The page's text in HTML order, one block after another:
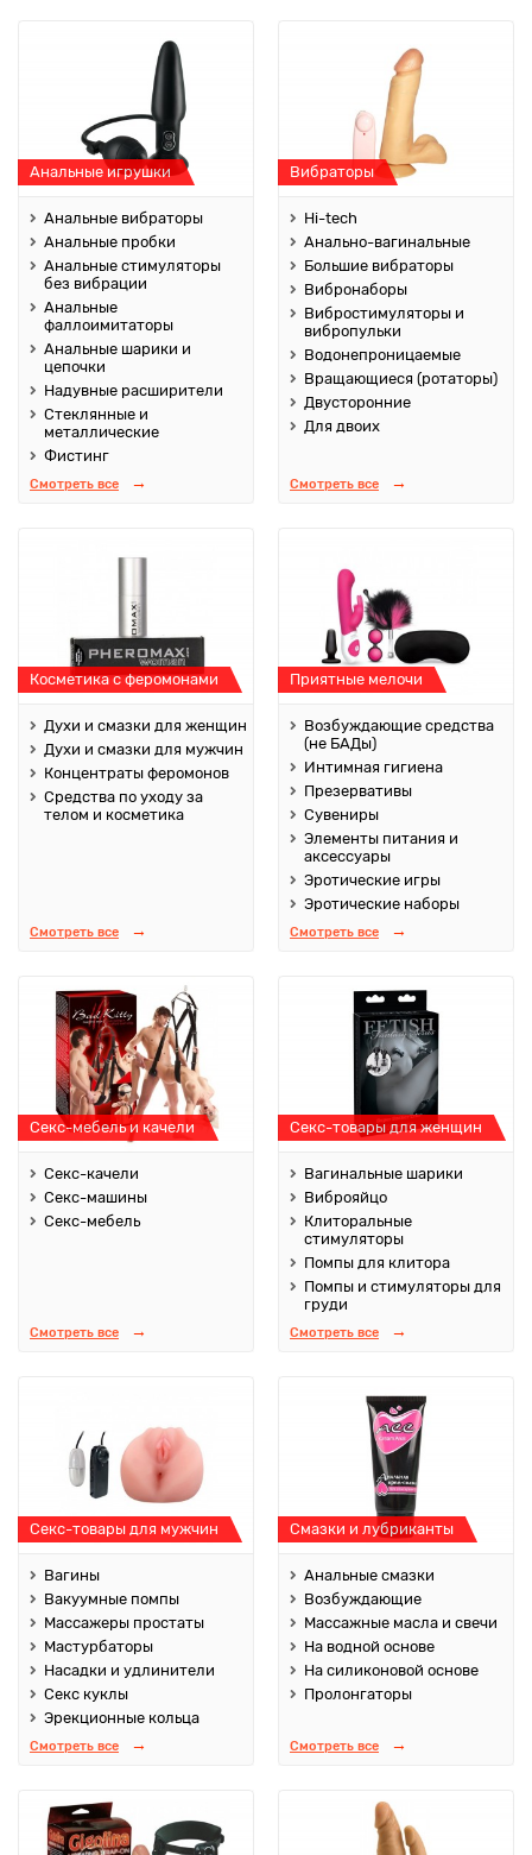
Анальные игрушки
Анальные вибраторы
Анальные пробки
Анальные стимуляторы
без вибрации
Анальные
фаллоимитаторы
Анальные шарики и
цепочки
Надувные расширители
Стеклянные и
металлические
Фистинг
Смотреть все
Вибраторы
Hi-tech
Анально-вагинальные
Большие вибраторы
Вибронаборы
Вибростимуляторы и
вибропульки
Водонепроницаемые
Вращающиеся (ротаторы)
Двусторонние
Для двоих
Смотреть все
Косметика с феромонами
Духи и смазки для женщин
Духи и смазки для мужчин
Концентраты феромонов
Средства по уходу за
телом и косметика
Смотреть все
Приятные мелочи
Возбуждающие средства
(не БАДы)
Интимная гигиена
Презервативы
Сувениры
Элементы питания и
аксессуары
Эротические игры
Эротические наборы
Смотреть все
Секс-мебель и качели
Секс-качели
Секс-машины
Секс-мебель
Смотреть все
Секс-товары для женщин
Вагинальные шарики
Виброяйцо
Клиторальные
стимуляторы
Помпы для клитора
Помпы и стимуляторы для
груди
Смотреть все
Секс-товары для мужчин
Вагины
Вакуумные помпы
Массажеры простаты
Мастурбаторы
Насадки и удлинители
Секс куклы
Эрекционные кольца
Смотреть все
Смазки и лубриканты
Анальные смазки
Возбуждающие
Массажные масла и свечи
На водной основе
На силиконовой основе
Пролонгаторы
Смотреть все